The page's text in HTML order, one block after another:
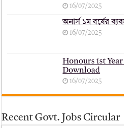
16/07/2025
অনার্স ১ম বর্ষের
16/07/2025
Honours 1st
Download
16/07/2025
Recent Govt. Jobs Circular